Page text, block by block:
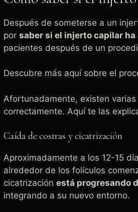
Después de someterse a un
por saber si el injerto capilar ha
pacientes después de un
Descubre más aquí sobre el
Afortunadamente, existen
correctamente. Aquí te las
Caída de costras y cicatrización
Aproximadamente a los 12-15
alrededor de los folículos
cicatrización está progresando
integrando a su nuevo entorno.